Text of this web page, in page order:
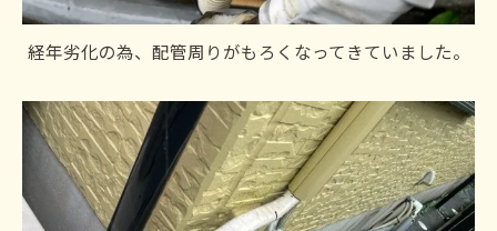
経年劣化の為、配管周りがもろくなってきていました。